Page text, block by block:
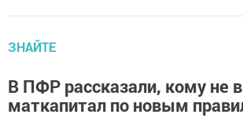
ЗНАЙТЕ
В ПФР рассказали, кому не
маткапитал по новым